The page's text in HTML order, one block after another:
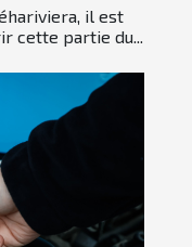
il est
cette partie du...